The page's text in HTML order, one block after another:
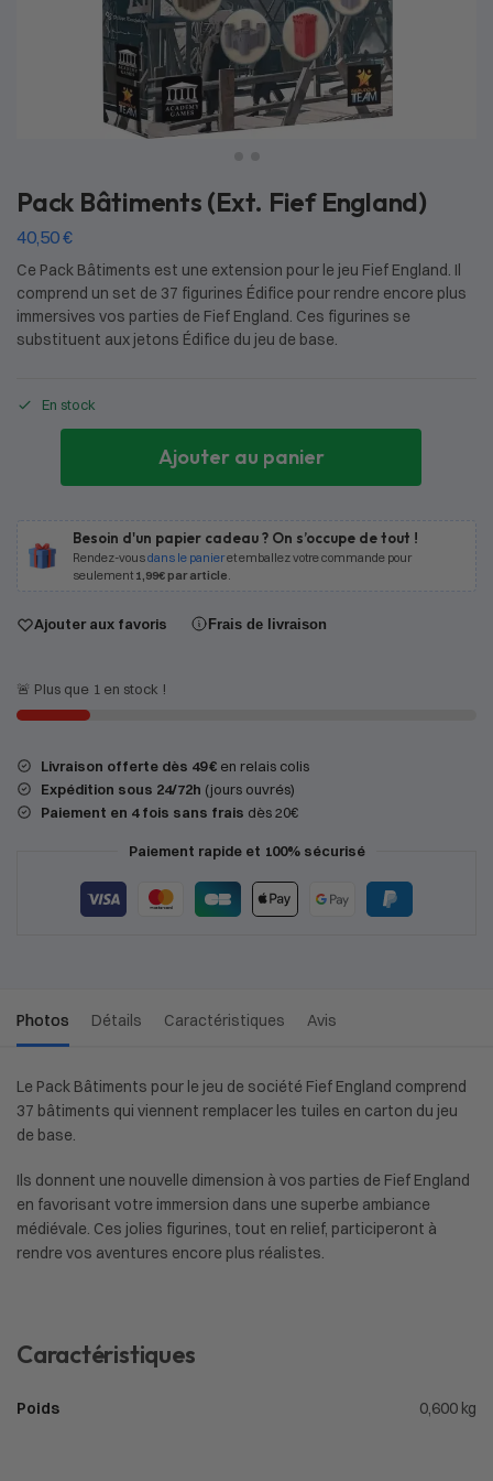
Pack Bâtiments (Ext. Fief England)
40,50€
Ce Pack Bâtiments est une extension pour le jeu Fief England. Il
comprend un set de 37 figurines Édifice pour rendre encore plus
immersives vos parties de Fief England. Ces figurines se
substituent aux jetons Édifice du jeu de base.
En stock
Ajouter au panier
Besoin d'un papier cadeau ? On s’occupe de tout !
Rendez-vousdans le panieret emballez votre commande pour
seulement 1,99€ par article.
Ajouter aux favoris Frais de livraison
🚨 Plus que 1 en stock !
Livraison offerte dès 49 € en relais colis
Expédition sous 24/72h (jours ouvrés)
Paiement en 4 fois sans frais dès 20€
Paiement rapide et 100% sécurisé
Photos Détails Caractéristiques Avis
Le Pack Bâtiments pour le jeu de société Fief England comprend
37 bâtiments qui viennent remplacer les tuiles en carton du jeu
de base.
Ils donnent une nouvelle dimension à vos parties de Fief England
en favorisant votre immersion dans une superbe ambiance
médiévale. Ces jolies figurines, tout en relief, participeront à
rendre vos aventures encore plus réalistes.
Caractéristiques
Poids 0,600 kg